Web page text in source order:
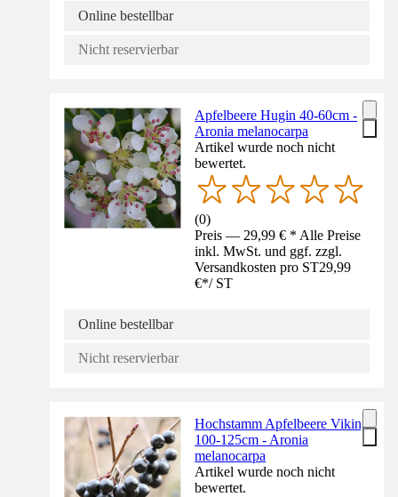
Online bestellbar
Nicht reservierbar
Apfelbeere Hugin 40-60cm -
Aronia melanocarpa
Artikel wurde noch nicht
bewertet.
(0)
Preis — 29,99 € * Alle Preise
inkl. MwSt. und ggf. zzgl.
Versandkosten pro ST29,99
€*/ ST
Online bestellbar
Nicht reservierbar
Hochstamm Apfelbeere Viking
100-125cm - Aronia
melanocarpa
Artikel wurde noch nicht
bewertet.